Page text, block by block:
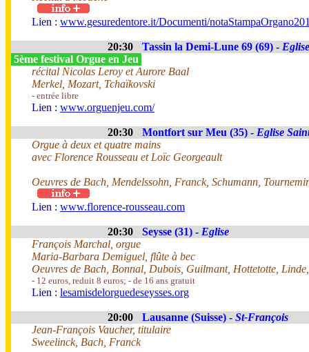
Lien : www.gesuredentore.it/Documenti/
20:30 Tassin la Demi-Lune 69 (69) -
5ème festival Orgue en Jeu
récital Nicolas Leroy et Aurore Baal
Merkel, Mozart, Tchaïkovski
- entrée libre
Lien : www.orguenjeu.com/
20:30 Montfort sur Meu (35) - Eglise
Orgue à deux et quatre mains
avec Florence Rousseau et Loïc Georgeault
Oeuvres de Bach, Mendelssohn, Franck, Schumann,
Lien : www.florence-rousseau.com
20:30 Seysse (31) - Eglise
François Marchal, orgue
Maria-Barbara Demiguel, flûte à bec
Oeuvres de Bach, Bonnal, Dubois, Guilmant, Hottetotte,
- 12 euros, reduit 8 euros; - de 16 ans gratuit
Lien : lesamisdelorguedeseysses.org
20:00 Lausanne (Suisse) - St-François
Jean-François Vaucher, titulaire
Sweelinck, Bach, Franck